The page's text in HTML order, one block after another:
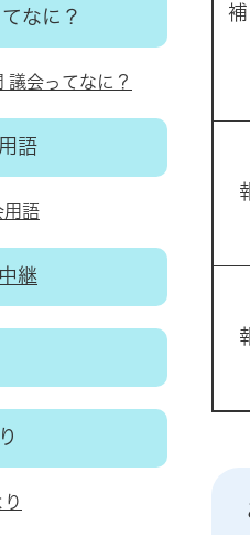
なに？
議会ってなに？
語
用語
継